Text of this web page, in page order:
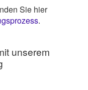
Sie hier
.
unserem